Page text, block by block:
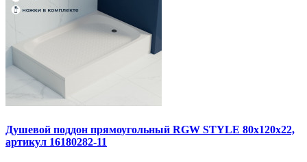
Душевой поддон прямоугольный RGW STYLE 80х120х22,
артикул 16180282-11